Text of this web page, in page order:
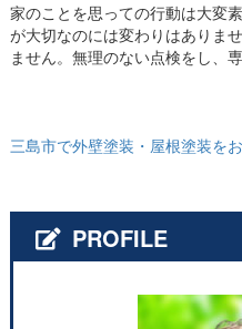
家のことを思っての行動は大変
が大切なのには変わりはありま
ません。無理のない点検をし、
三島市で外壁塗装・屋根塗装を
PROFILE